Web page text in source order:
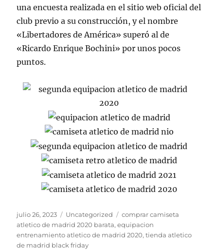
una encuesta realizada en el sitio web oficial del
club previo a su construcción, y el nombre
«Libertadores de América» superó al de
«Ricardo Enrique Bochini» por unos pocos
puntos.
Publicado
el
julio 26, 2023 Categorías
Uncategorized Etiquetas
comprar camiseta
atletico de madrid 2020 barata,equipacion
entrenamiento atletico de madrid 2020,tienda atletico
de madrid black friday